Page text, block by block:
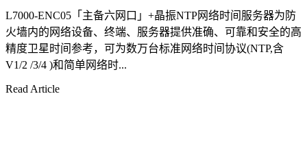
L7000-ENC05「主备六网口」+晶振NTP网络时间服务器为防
火墙内的网络设备、终端、服务器提供准确、可靠和安全的高
精度卫星时间参考，可为数万台标准网络时间协议(NTP,含
V1/2 /3/4 )和简单网络时...
Read Article